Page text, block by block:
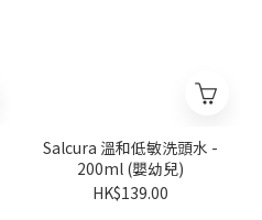
Salcura 溫和低敏洗頭水 -
200ml (嬰幼兒)
HK$139.00